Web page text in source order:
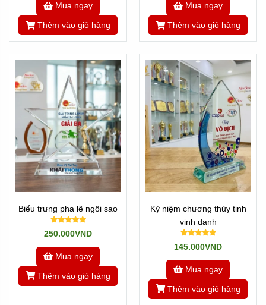
Bước cuối cùng là chờ 1-3 ngày có hàng, chúng tôi sẽ
chuyển đến tay bạn!
làm hàng gấp 1 ngày có hàng.
Khi có nhu cầu gấp hãy gọi cho chúng tôi ngay nhé: Hotline
0901460008
Còn nếu không gấp thì cứ Add zalo số trên hoặc liên hệ
các bạn kinh doanh cuối trang web.
Mua ngay
Thêm vào giỏ hàng
Mua ngay
Thêm vào giỏ hàng
Biểu trưng pha lê ngôi sao
250.000VND
Mua ngay
Thêm vào giỏ hàng
Kỷ niệm chương thủy tinh
vinh danh
145.000VND
Mua ngay
Thêm vào giỏ hàng